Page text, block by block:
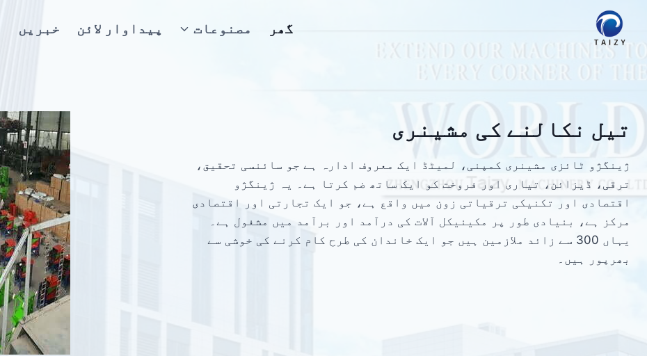
content
گھر مصنوعات پیداوار لائن خبریں
تیل نکالنے کی مشینری
ژینگژو ٹائزی مشینری کمپنی، لمیٹڈ ایک معروف ادارہ ہے جو سائنسی تحقیق،
ترقی، ڈیزائن، تیاری اور فروخت کو ایک ساتھ ضم کرتا ہے۔ یہ ژینگژو
اقتصادی اور تکنیکی ترقیاتی زون میں واقع ہے، جو ایک تجارتی اور اقتصادی
مرکز ہے، بنیادی طور پر مکینیکل آلات کی درآمد اور برآمد میں مشغول ہے۔
یہاں 300 سے زائد ملازمین ہیں جو ایک خاندان کی طرح کام کرنے کی خوشی سے
بھرپور ہیں۔